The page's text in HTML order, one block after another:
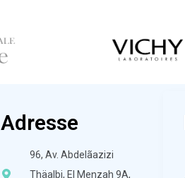
Adresse
96, Av. Abdelãazizi
Thäalbi, El Menzah 9A,